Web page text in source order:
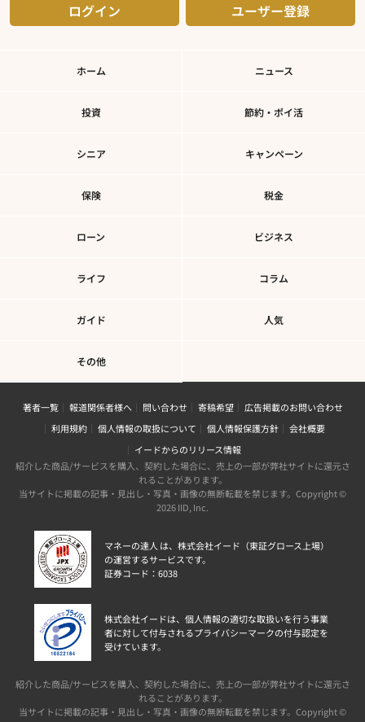
ログイン ユーザー登録
ホーム ニュース
投資 節約・ポイ活
シニア キャンペーン
保険 税金
ローン ビジネス
ライフ コラム
ガイド 人気
その他
著者一覧 報道関係者様へ 問い合わせ 寄稿希望
広告掲載のお問い合わせ
利用規約
個人情報の取扱について 個人情報保護方針
会社概要
イードからのリリース情報
紹介した商品/サービスを購入、契約した場合に、売上の一部が弊社サイトに還元さ
れることがあります。
当サイトに掲載の記事・見出し・写真・画像の無断転載を禁じます。Copyright ©
2026 IID, Inc.
マネーの達人 は、株式会社イード（東証グロース上場）
の運営するサービスです。
証券コード：6038
株式会社イードは、個人情報の適切な取扱いを行う事業
者に対して付与されるプライバシーマークの付与認定を
受けています。
紹介した商品/サービスを購入、契約した場合に、売上の一部が弊社サイトに還元さ
れることがあります。
当サイトに掲載の記事・見出し・写真・画像の無断転載を禁じます。Copyright ©